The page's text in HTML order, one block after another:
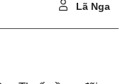
Lã Nga